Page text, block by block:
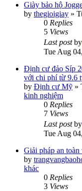
Giày bảo hộ
by thegioigiay »
0 Replies
5 Views
Last postby
Tue Aug
Định cư đảo Síp
với chi phí từ 9.6
by Định cư Mỹ »
kinh nghiệm
0 Replies
7 Views
Last postby
Tue Aug
Giải pháp an
by
khác
0 Replies
3 Views